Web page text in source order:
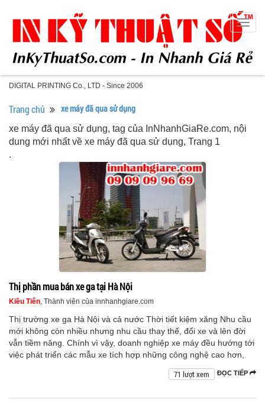
DIGITAL PRINTING Co., LTD - Since 2006
Trang chủ xe máy đã qua sử dụng
xe máy đã qua sử dụng, tag của InNhanhGiaRe.com, nội
dung mới nhất về xe máy đã qua sử dụng, Trang 1
.
Thị phần mua bán xe ga tại Hà Nội
Kiều Tiên, Thành viên của innhanhgiare.com
Thị trường xe ga Hà Nội và cả nước Thời tiết kiệm xăng Nhu cầu
mới không còn nhiều nhưng nhu cầu thay thế, đổi xe và lên đời
vẫn tiềm năng. Chính vì vậy, doanh nghiệp xe máy đều hướng tới
việc phát triển các mẫu xe tích hợp những công nghệ cao hơn,
ĐỌC TIẾP
71 lượt xem